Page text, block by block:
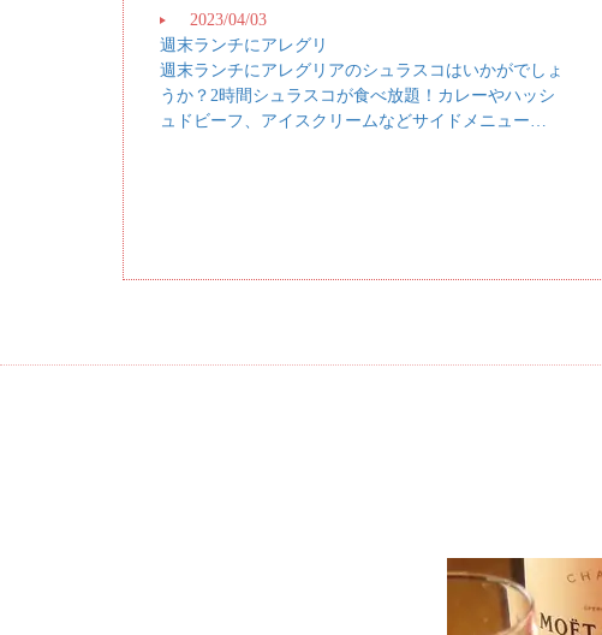
2023/04/03
週末ランチにアレグリ
週末ランチにアレグリアのシュラスコはいかがでしょ
うか？2時間シュラスコが食べ放題！カレーやハッシ
ュドビーフ、アイスクリームなどサイドメニュー…